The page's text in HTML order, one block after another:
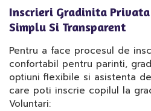
Inscrieri Gradinita
Simplu Si Transparent
Pentru a face procesul de
confortabil pentru parinti,
optiuni flexibile si asistenta
care poti inscrie copilul la
Voluntari: